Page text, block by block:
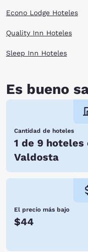
Econo Lodge Hoteles
Quality Inn Hoteles
Sleep Inn Hoteles
Es bueno
Cantidad de hoteles
1 de 9 hoteles
Valdosta
El precio más bajo
$44